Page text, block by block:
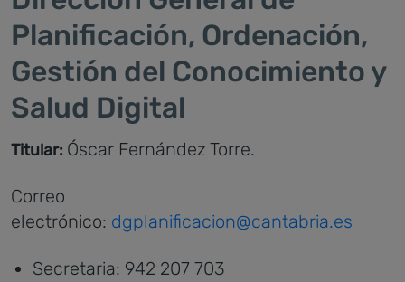
Planificación, Ordenación,
Gestión del Conocimiento y
Salud Digital
Titular: Óscar Fernández Torre.
Correo
electrónico: dgplanificacion@cantabria.es
Secretaria: 942 207 703